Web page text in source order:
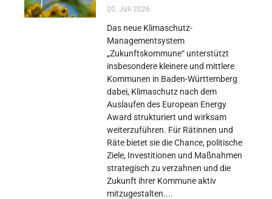
20. Juli 2026
Das neue Klimaschutz-
Managementsystem
„Zukunftskommune“ unterstützt
insbesondere kleinere und mittlere
Kommunen in Baden-Württemberg
dabei, Klimaschutz nach dem
Auslaufen des European Energy
Award strukturiert und wirksam
weiterzuführen. Für Rätinnen und
Räte bietet sie die Chance, politische
Ziele, Investitionen und Maßnahmen
strategisch zu verzahnen und die
Zukunft ihrer Kommune aktiv
mitzugestalten.